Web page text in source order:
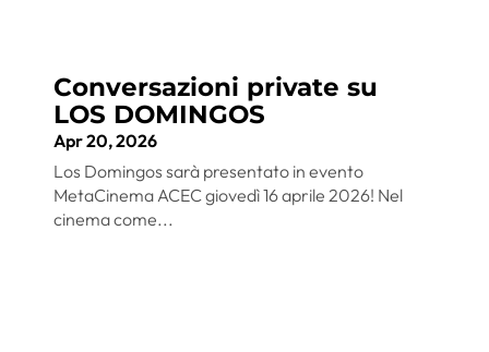
Conversazioni private su
LOS DOMINGOS
Apr 20, 2026
Los Domingos sarà presentato in evento
MetaCinema ACEC giovedì 16 aprile 2026! Nel
cinema come...